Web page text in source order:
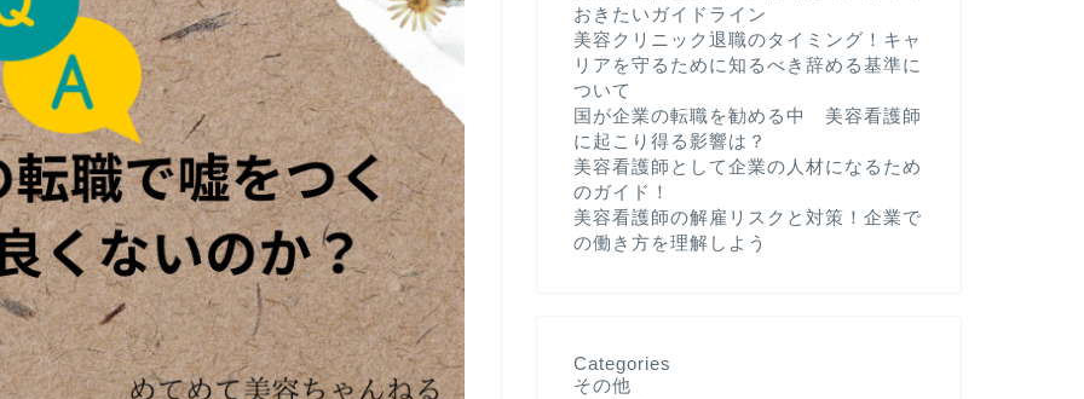
おきたいガイドライン
美容クリニック退職のタイミング！キャ
リアを守るために知るべき辞める基準に
ついて
国が企業の転職を勧める中 美容看護師
に起こり得る影響は？
美容看護師として企業の人材になるため
のガイド！
美容看護師の解雇リスクと対策！企業で
の働き方を理解しよう
Categories
その他